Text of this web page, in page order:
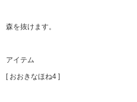
森を抜けます。
アイテム
[ おおきなほね4 ]